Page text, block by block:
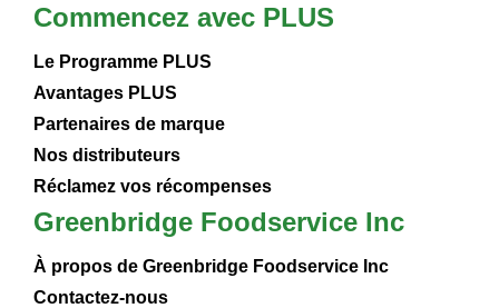
Commencez avec PLUS
Le Programme PLUS
Avantages PLUS
Partenaires de marque
Nos distributeurs
Réclamez vos récompenses
Greenbridge Foodservice Inc
À propos de Greenbridge Foodservice Inc
Contactez-nous